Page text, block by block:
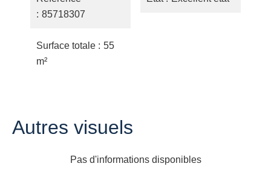
85718307
Surface totale
55
m²
Autres visuels
Pas d'informations disponibles